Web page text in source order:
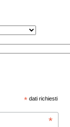
* dati richiesti
*